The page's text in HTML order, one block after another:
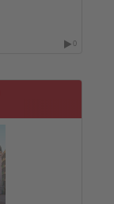
0